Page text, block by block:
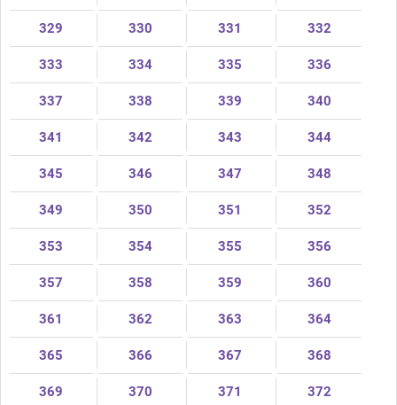
329 330 331 332
333 334 335 336
337 338 339 340
341 342 343 344
345 346 347 348
349 350 351 352
353 354 355 356
357 358 359 360
361 362 363 364
365 366 367 368
369 370 371 372